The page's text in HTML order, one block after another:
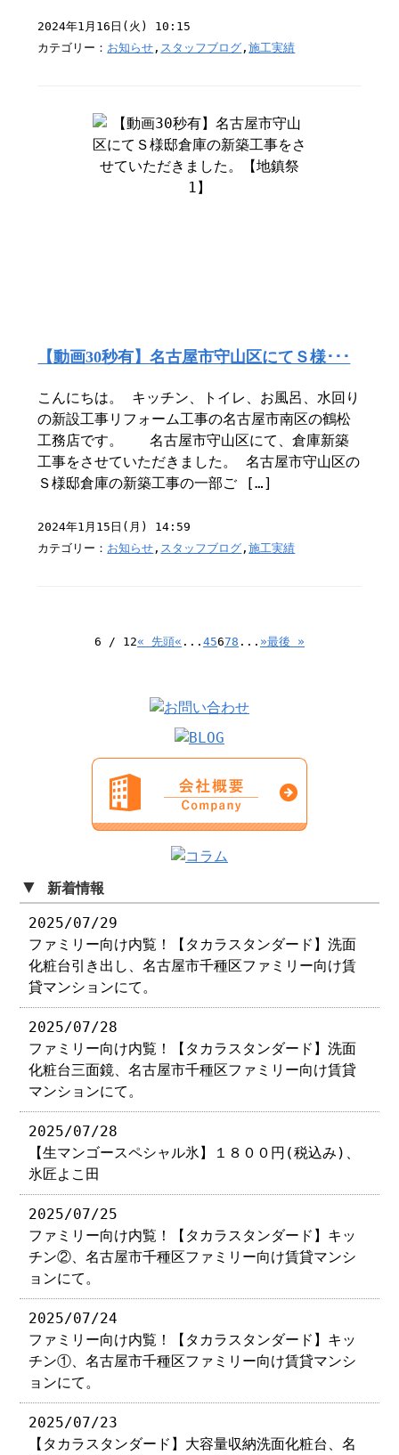
2024年1月16日(火) 10:15
カテゴリー： お知らせ , スタッフブログ ,施工実績
【動画30秒有】名古屋市守山区にてＳ様･･･
こんにちは。 キッチン、トイレ、お風呂、水回り
の新設工事リフォーム工事の名古屋市南区の鶴松
工務店です。 名古屋市守山区にて、倉庫新築
工事をさせていただきました。 名古屋市守山区の
Ｓ様邸倉庫の新築工事の一部ご […]
2024年1月15日(月) 14:59
カテゴリー： お知らせ , スタッフブログ ,施工実績
6 / 12« 先頭« ... 45678 ... »最後 »
▼ 新着情報
2025/07/29
ファミリー向け内覧！【タカラスタンダード】洗面
化粧台引き出し、名古屋市千種区ファミリー向け賃
貸マンションにて。
2025/07/28
ファミリー向け内覧！【タカラスタンダード】洗面
化粧台三面鏡、名古屋市千種区ファミリー向け賃貸
マンションにて。
2025/07/28
【生マンゴースペシャル氷】１８００円(税込み)、
氷匠よこ田
2025/07/25
ファミリー向け内覧！【タカラスタンダード】キッ
チン②、名古屋市千種区ファミリー向け賃貸マンシ
ョンにて。
2025/07/24
ファミリー向け内覧！【タカラスタンダード】キッ
チン①、名古屋市千種区ファミリー向け賃貸マンシ
ョンにて。
2025/07/23
【タカラスタンダード】大容量収納洗面化粧台、名